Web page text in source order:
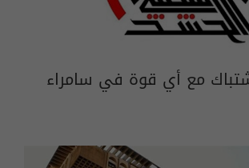
مع أي قوة في سامراء